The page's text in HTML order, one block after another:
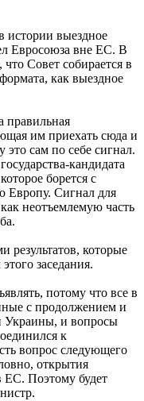
истории выездное
Евросоюза вне ЕС. В
Совет собирается в
как выездное
правильная
им приехать сюда и
это сам по себе сигнал.
кандидата
борется с
Европу. Сигнал для
неотъемлемую часть
результатов, которые
заседания.
потому что все в
с продолжением и
Украины, и вопросы
к
вопрос следующего
открытия
ЕС. Поэтому будет